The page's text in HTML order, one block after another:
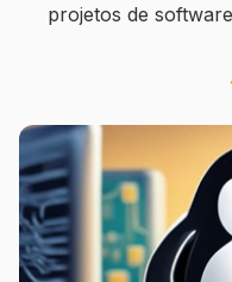
projetos de